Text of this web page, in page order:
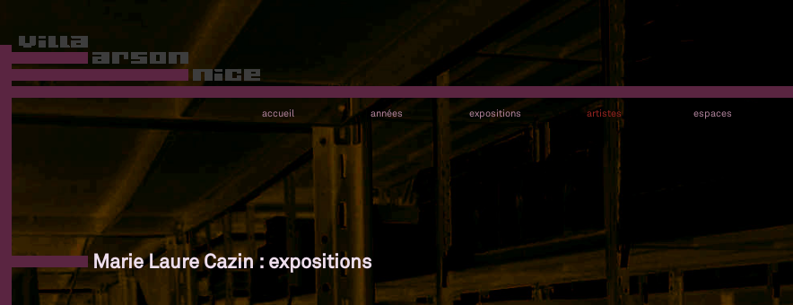
accueil années expositions artistes espaces
Marie Laure Cazin : expositions